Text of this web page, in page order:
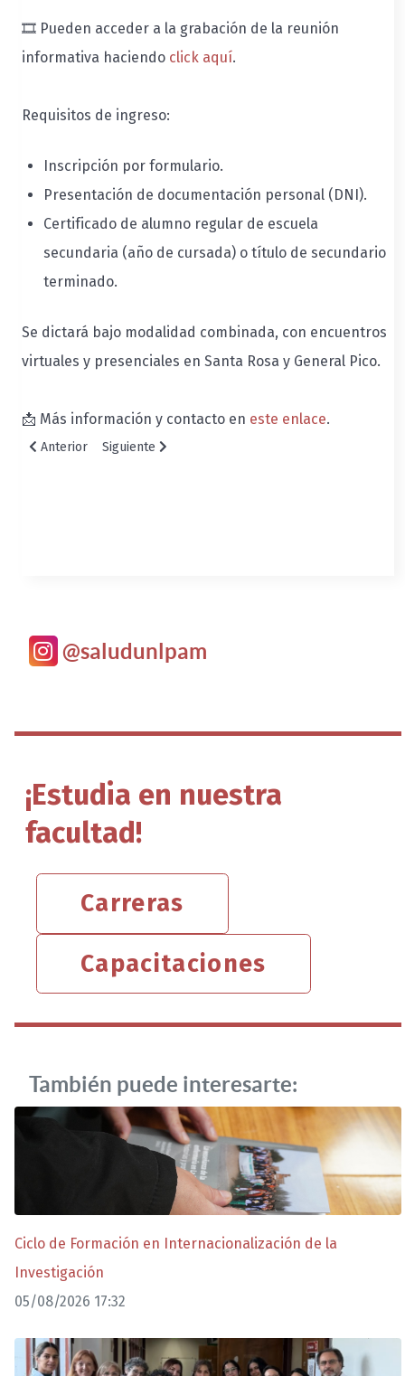
🎞️ Pueden acceder a la grabación de la reunión
informativa haciendo click aquí.
Requisitos de ingreso:
Inscripción por formulario.
Presentación de documentación personal (DNI).
Certificado de alumno regular de escuela
secundaria (año de cursada) o título de secundario
terminado.
Se dictará bajo modalidad combinada, con encuentros
virtuales y presenciales en Santa Rosa y General Pico.
📩 Más información y contacto en este enlace.
Artículo anterior: Programa de Formación Docente Continua
Anterior Artículo siguiente: Se desarrolló la Jornada de
Siguiente
@saludunlpam
¡Estudia en nuestra
facultad!
Carreras
Capacitaciones
También puede interesarte:
Ciclo de Formación en Internacionalización de la
Investigación
05/08/2026 17:32